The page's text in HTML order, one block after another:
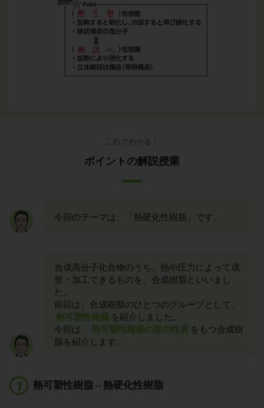
これでわかる！
ポイントの解説授業
今回のテーマは、「熱硬化性樹脂」です。
合成高分子化合物のうち、熱や圧力によって成
形・加工できるものを、合成樹脂といいまし
た。
前回は、合成樹脂のひとつのグループとして、
熱可塑性樹脂 を紹介しました。
今回は、
熱可塑性樹脂の逆の性質 をもつ合成樹
脂を紹介します。
熱可塑性樹脂⇔熱硬化性樹脂